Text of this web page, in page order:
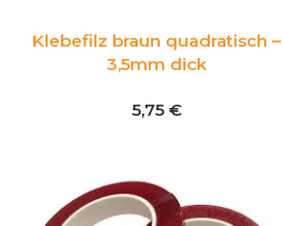
Klebefilz braun quadratisch –
3,5mm dick
5,75 €